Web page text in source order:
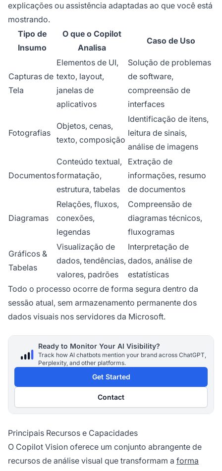
explicações ou assistência adaptadas ao que você está
mostrando.
Tipo de
Insumo
O que o Copilot
Analisa
Caso de Uso
Capturas de
Tela
Elementos de UI,
texto, layout,
janelas de
aplicativos
Solução de problemas
de software,
compreensão de
interfaces
Fotografias
Objetos, cenas,
texto, composição
Identificação de itens,
leitura de sinais,
análise de imagens
Documentos
Conteúdo textual,
formatação,
estrutura, tabelas
Extração de
informações, resumo
de documentos
Diagramas
Relações, fluxos,
conexões,
legendas
Compreensão de
diagramas técnicos,
fluxogramas
Gráficos &
Tabelas
Visualização de
dados, tendências,
valores, padrões
Interpretação de
dados, análise de
estatísticas
Todo o processo ocorre de forma segura dentro da
sessão atual, sem armazenamento permanente dos
dados visuais nos servidores da Microsoft.
Ready to Monitor Your AI Visibility?
Track how AI chatbots mention your brand across ChatGPT,
Perplexity, and other platforms.
Get Started
Contact
Principais Recursos e Capacidades
O Copilot Vision oferece um conjunto abrangente de
recursos de análise visual que transformam a forma